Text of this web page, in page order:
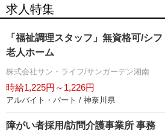
求人特集
「福祉調理スタッフ」無資格可/シ
老人ホーム
株式会社サン・ライフ/サンガーデン湘南
時給1,225円～1,226円
アルバイト・パート / 神奈川県
障がい者採用/訪問介護事業所 事務